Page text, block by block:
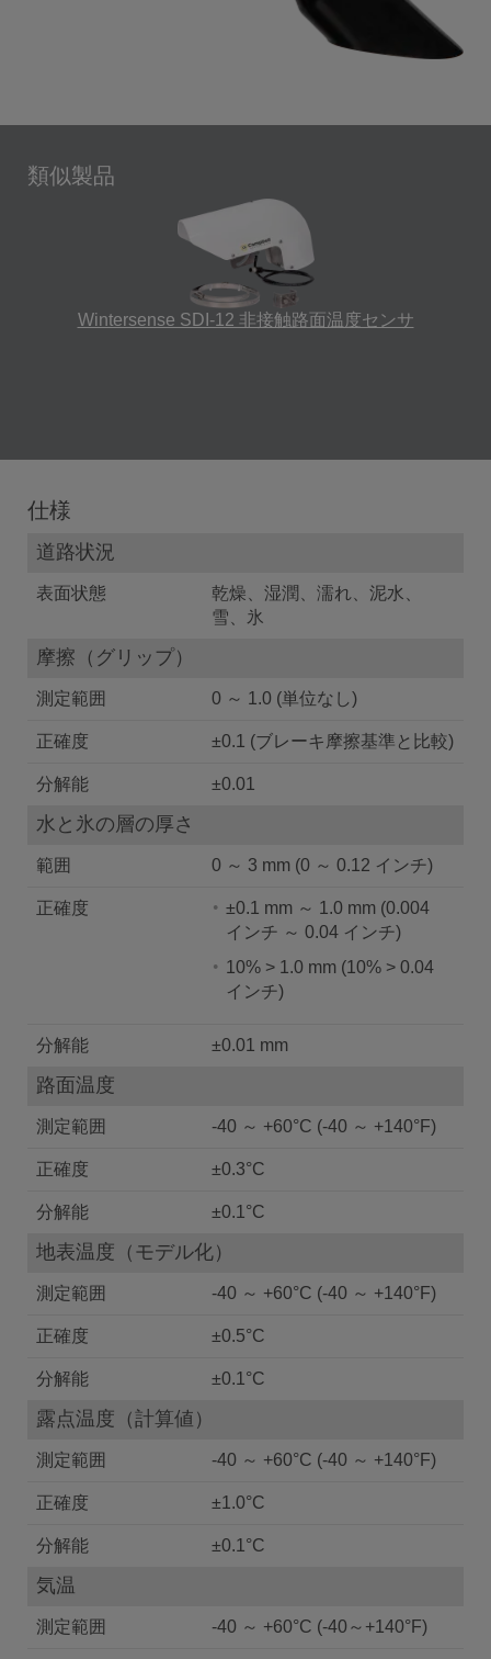
類似製品
Wintersense SDI-12 非接触路面温度センサ
仕様
道路状況
表面状態
乾燥、湿潤、濡れ、泥水、
雪、氷
摩擦（グリップ）
測定範囲 0 ～ 1.0 (単位なし)
正確度 ±0.1 (ブレーキ摩擦基準と比較)
分解能 ±0.01
水と氷の層の厚さ
範囲 0 ～ 3 mm (0 ～ 0.12 インチ)
正確度
±0.1 mm ～ 1.0 mm (0.004
インチ ～ 0.04 インチ)
10% > 1.0 mm (10% > 0.04
インチ)
分解能 ±0.01 mm
路面温度
測定範囲 -40 ～ +60°C (-40 ～ +140°F)
正確度 ±0.3°C
分解能 ±0.1°C
地表温度（モデル化）
測定範囲 -40 ～ +60°C (-40 ～ +140°F)
正確度 ±0.5°C
分解能 ±0.1°C
露点温度（計算値）
測定範囲 -40 ～ +60°C (-40 ～ +140°F)
正確度 ±1.0°C
分解能 ±0.1°C
気温
測定範囲 -40 ～ +60°C (-40～+140°F)